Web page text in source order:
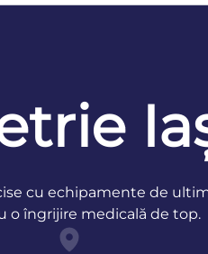
cu echipamente de
o îngrijire medicală de top.